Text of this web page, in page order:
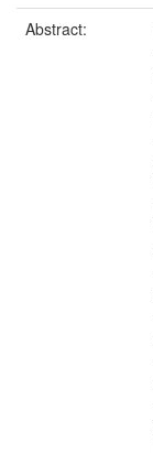
Abstract: